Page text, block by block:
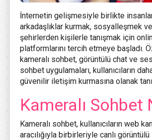
İnternetin gelişmesiyle birlikte
arkadaşlıklar kurmak, sosyalleşmek
şehirlerden kişilerle tanışmak için
platformlarını tercih etmeye başladı.
kameralı sohbet, görüntülü chat ve
sohbet uygulamaları, kullanıcıların
güvenilir iletişim kurmasına olanak
Kameralı Sohbet
Kameralı sohbet, kullanıcıların web
aracılığıyla birbirleriyle canlı